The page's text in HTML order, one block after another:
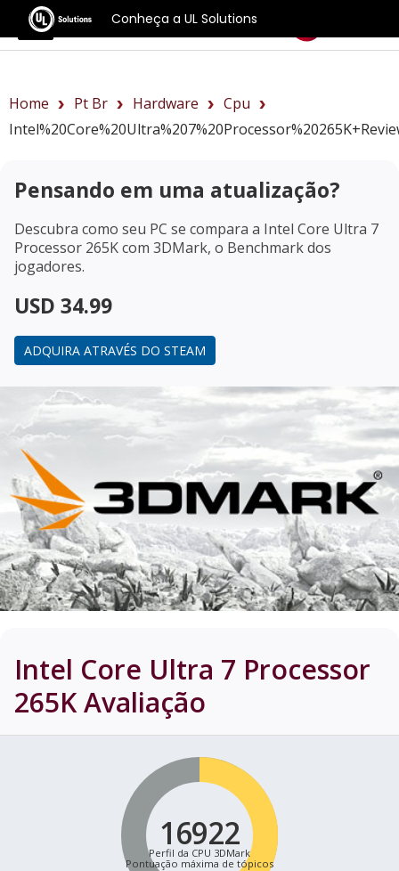
Conheça a UL Solutions
Benchmarks
Home Pt Br Hardware
Cpu
Pensando em uma atualização?
Descubra como seu PC se compara a Intel Core Ultra 7
Processor 265Kcom 3DMark, o Benchmark dos
jogadores.
USD 34.99
ADQUIRA ATRAVÉS DO STEAM
Intel Core Ultra 7 Processor
265KAvaliação
16922
Perfil da CPU 3DMark
Pontuação máxima de tópicos